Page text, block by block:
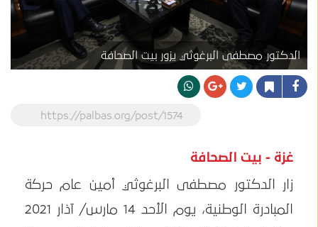
الدكتور مصطفى البرغوثي يزور بيت الصحافة
https://palbas.org/post/1574
غزة - بيت الصحافة
زار الدكتور مصطفى البرغوثي أمين عام حركة
المبادرة الوطنية، يوم الأحد 14 مارس/ آذار 2021